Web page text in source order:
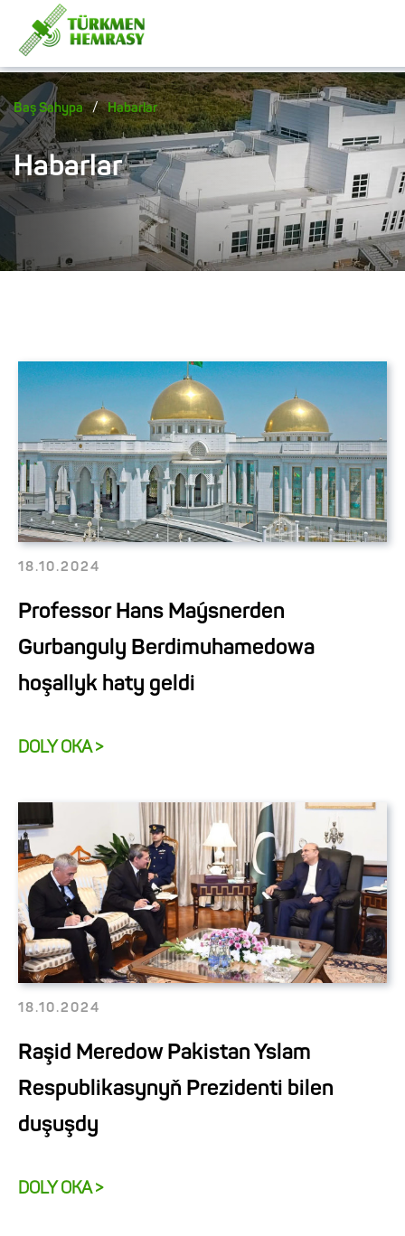
Baş Sahypa / Habarlar
Habarlar
18.10.2024
Professor Hans Maýsnerden
Gurbanguly Berdimuhamedowa
hoşallyk haty geldi
DOLY OKA >
18.10.2024
Raşid Meredow Pakistan Yslam
Respublikasynyň Prezidenti bilen
duşuşdy
DOLY OKA >